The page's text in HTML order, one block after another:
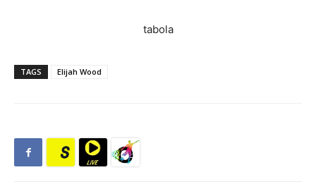
tabola
TAGS Elijah Wood